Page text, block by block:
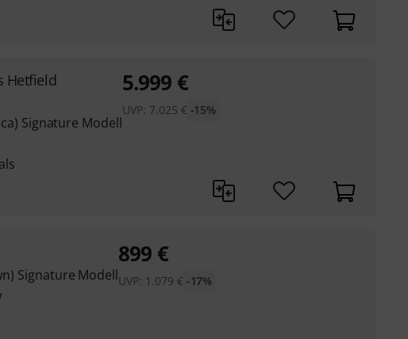
Hetfield
Signature Modell
5.999 €
UVP: 7.025 € -15%
Signature Modell
899 €
UVP: 1.079 € -17%